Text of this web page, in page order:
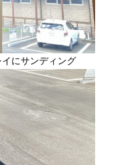
にサンディング